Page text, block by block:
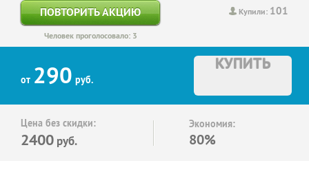
Купили: 101
ПОВТОРИТЬ АКЦИЮ
Человек проголосовало: 3
от 290 руб.
КУПИТЬ
Цена без скидки:
2400 руб.
Экономия:
80%